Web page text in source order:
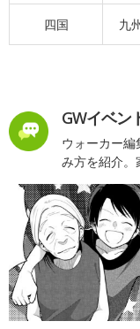
四国 九
GWイベン
ウォーカー編
み方を紹介。